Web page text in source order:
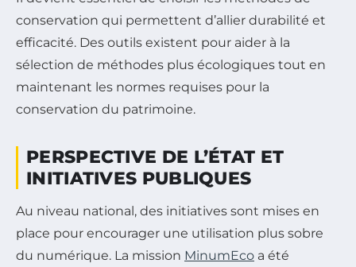
conservation qui permettent d’allier durabilité et
efficacité. Des outils existent pour aider à la
sélection de méthodes plus écologiques tout en
maintenant les normes requises pour la
conservation du patrimoine.
PERSPECTIVE DE L’ÉTAT ET
INITIATIVES PUBLIQUES
Au niveau national, des initiatives sont mises en
place pour encourager une utilisation plus sobre
du numérique. La mission MinumEco a été